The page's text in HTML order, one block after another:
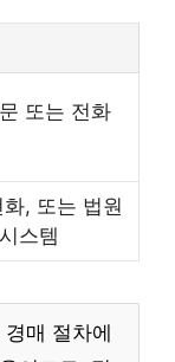
또는 전화
, 또는 법원
스템
매 절차에